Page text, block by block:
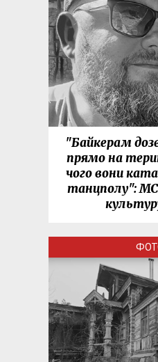
"Байкерам
прямо на
чого вони
танцполу": МС